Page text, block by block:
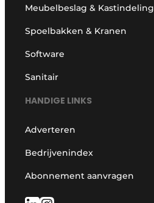
Meubelbeslag & Kastindeling
Spoelbakken & Kranen
Software
Sanitair
HANDIGE LINKS
Adverteren
Bedrijvenindex
Abonnement aanvragen